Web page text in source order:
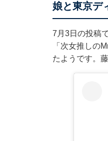
娘と東京デ
7月3日の投稿
「次女推しの
たようです。